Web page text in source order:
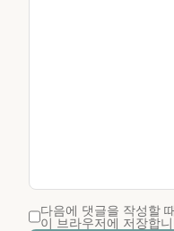
다음에 댓글을 작성할
이 브라우저에 저장합니